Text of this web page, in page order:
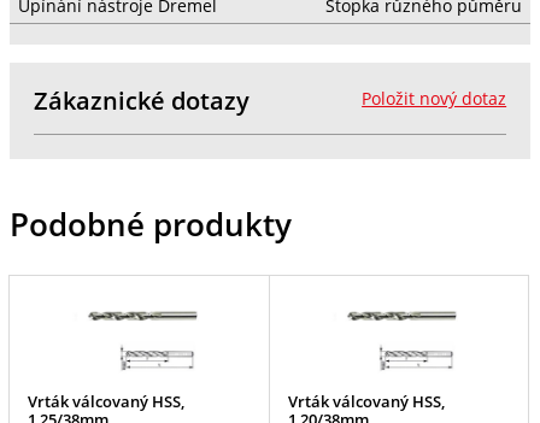
Upínání nástroje Dremel
Stopka různého půměru
Položit nový dotaz
Zákaznické dotazy
Podobné produkty
Vrták válcovaný HSS,
Vrták válcovaný HSS,